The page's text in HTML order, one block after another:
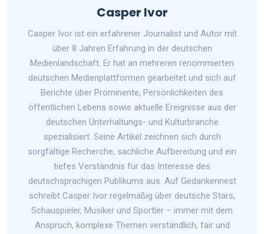
Casper Ivor
Casper Ivor ist ein erfahrener Journalist und Autor mit
über 8 Jahren Erfahrung in der deutschen
Medienlandschaft. Er hat an mehreren renommierten
deutschen Medienplattformen gearbeitet und sich auf
Berichte über Prominente, Persönlichkeiten des
öffentlichen Lebens sowie aktuelle Ereignisse aus der
deutschen Unterhaltungs- und Kulturbranche
spezialisiert. Seine Artikel zeichnen sich durch
sorgfältige Recherche, sachliche Aufbereitung und ein
tiefes Verständnis für das Interesse des
deutschsprachigen Publikums aus. Auf Gedankennest
schreibt Casper Ivor regelmäßig über deutsche Stars,
Schauspieler, Musiker und Sportler – immer mit dem
Anspruch, komplexe Themen verständlich, fair und